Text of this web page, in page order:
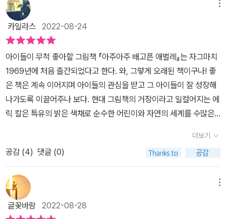
그릴 생각을 했을까요?아이들 어릴때 읽어줄 때는하루하루 성장하는
애벌레만 알아차렸는데, 애벌레 - 번데기 - 성충 이렇게 성장하는 진
행이마치, 우리 사람들이랑 비슷하지 않을까요?다음으로 성장하고
싶은 동기.그것은 어찌보면 본능인걸까요 :) ​작은 애벌레가 나비로
변해가는 희망찬 이야기.우리 유아친구들에게 넘나 권해주고싶은 유
아그림책!에릭칼 그림책, 순수한 마음으로 빠져들 수 있는 추천 동화
책이랍니다 :)​
카일라스 2022-08-24
아이들이 무척 좋아할 그림책 『아주아주 배고픈 애벌레』는 자그마치
1969년에 처음 출간되었다고 한다. 와, 그렇게 오래된 책이구나! 좋
은 책은 계속 이어지며 아이들의 관심을 받고 그 아이들이 잘 성장해
나가도록 이끌어주나 보다. ​현대 그림책의 거장이라고 일컬어지는 에
릭 칼은 특유의 밝은 색채로 순수한 어린이와 자연의 세계를 수많은
준 그림책이자 가장 큰 사랑을 받는 그림책을 꼽으라면 아마도 《아주
아주 배고픈 애벌레》가 아닐까요? (책 속에서)​현대 그림책의 거장 에
릭 칼의 그림책이라고 하니 더욱 읽어보고 싶어졌다. 이 책은 네버랜
드 세계의 걸작 그림책 284권 《아주아주 배고픈 애벌레》다. 어떤 이
야기가 담겨 있는지 책 속으로 들어가 보는 시간을 가져본다. ​​안녕하
세요, 친구들!《아주아주 배고픈 애벌레》는 1969년에 처음 출간되었
더보기
공감 (4) 댓글 (0)
글꽃바람 2022-08-28